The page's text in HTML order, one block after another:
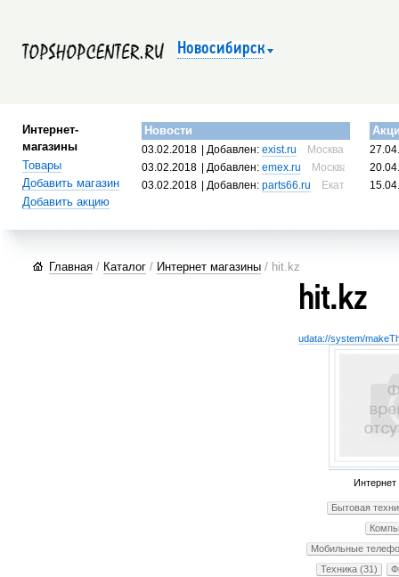
Новосибирск
Интернет-
магазины
Товары
Добавить магазин
Добавить акцию
Новости
03.02.2018 | Добавлен:exist.ru
Москва, Россия
03.02.2018
| Добавлен:emex.ru
Москва, Россия
03.02.2018
| Добавлен:parts66.ru Екатеринбург,
Главная / Каталог / Интернет магазины / hit.kz
hit.kz
udata://system/
Интернет
Бытовая
Мобильные
Техника (31)